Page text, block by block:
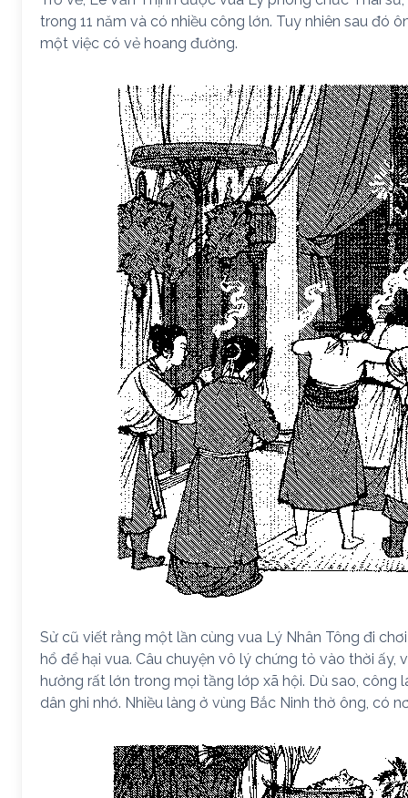
trong 11 năm và có nhiều công lớn. Tuy nhiên sau đó
một việc có vẻ hoang đường.
Sử cũ viết rằng một lần cùng vua Lý Nhân Tông đi
hổ để hại vua. Câu chuyện vô lý chứng tỏ vào thời
hưởng rất lớn trong mọi tầng lớp xã hội. Dù sao, công
dân ghi nhớ. Nhiều làng ở vùng Bắc Ninh thờ ông, có